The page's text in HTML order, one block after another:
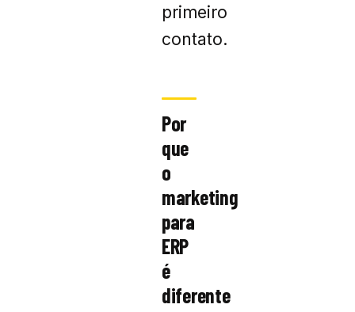
primeiro
contato.
Por
que
o
marketing
para
ERP
é
diferente